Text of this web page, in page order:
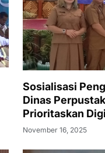
Sosialisasi
Dinas
Prioritaskan
Literasi Desa
November 16, 2025